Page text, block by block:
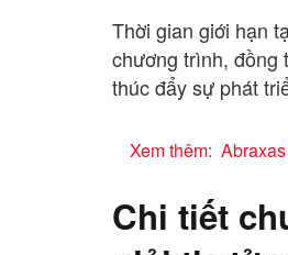
Thời gian giới hạn
chương trình, đồng
thúc đẩy sự phát
Xem thêm:
Chi tiết